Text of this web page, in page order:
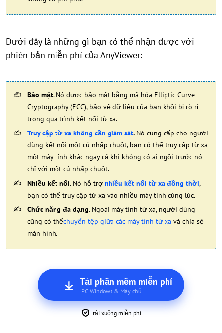
Dưới đây là những gì bạn có thể nhận được với
phiên bản miễn phí của AnyViewer:
Bảo mật. Nó được bảo mật bằng mã hóa Elliptic Curve
Cryptography (ECC), bảo vệ dữ liệu của bạn khỏi bị rò rỉ
trong quá trình kết nối từ xa.
Truy cập từ xa không cần giám sát. Nó cung cấp cho người
dùng kết nối một cú nhấp chuột, bạn có thể truy cập từ xa
một máy tính khác ngay cả khi không có ai ngồi trước nó
chỉ với một cú nhấp chuột.
Nhiều kết nối. Nó hỗ trợ nhiều kết nối từ xa đồng thời,
bạn có thể truy cập từ xa vào nhiều máy tính cùng lúc.
Chức năng đa dạng. Ngoài máy tính từ xa, người dùng
cũng có thểchuyển tệp giữa các máy tính từ xa và chia sẻ
màn hình.
Tải phần mềm miễn phí
PC Windows & Máy chủ
tải xuống miễn phí